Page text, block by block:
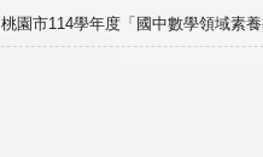
桃園市114學年度「國中數學領域素